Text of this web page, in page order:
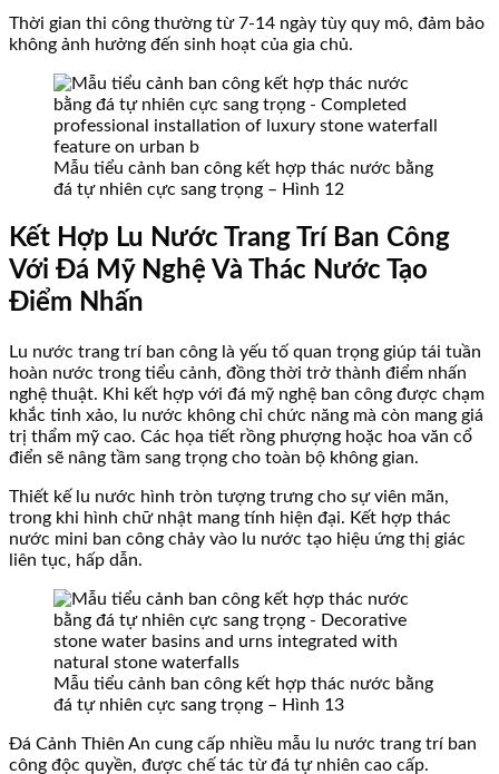
Thời gian thi công thường từ 7-14 ngày tùy quy mô, đảm bảo
không ảnh hưởng đến sinh hoạt của gia chủ.
Mẫu tiểu cảnh ban công kết hợp thác nước bằng
đá tự nhiên cực sang trọng – Hình 12
Kết Hợp Lu Nước Trang Trí Ban Công
Với Đá Mỹ Nghệ Và Thác Nước Tạo
Điểm Nhấn
Lu nước trang trí ban công là yếu tố quan trọng giúp tái tuần
hoàn nước trong tiểu cảnh, đồng thời trở thành điểm nhấn
nghệ thuật. Khi kết hợp với đá mỹ nghệ ban công được chạm
khắc tinh xảo, lu nước không chỉ chức năng mà còn mang giá
trị thẩm mỹ cao. Các họa tiết rồng phượng hoặc hoa văn cổ
điển sẽ nâng tầm sang trọng cho toàn bộ không gian.
Thiết kế lu nước hình tròn tượng trưng cho sự viên mãn,
trong khi hình chữ nhật mang tính hiện đại. Kết hợp thác
nước mini ban công chảy vào lu nước tạo hiệu ứng thị giác
liên tục, hấp dẫn.
Mẫu tiểu cảnh ban công kết hợp thác nước bằng
đá tự nhiên cực sang trọng – Hình 13
Đá Cảnh Thiên An cung cấp nhiều mẫu lu nước trang trí ban
công độc quyền, được chế tác từ đá tự nhiên cao cấp.